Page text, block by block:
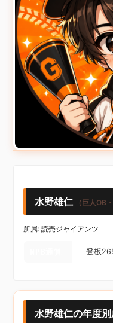
水野雄仁 （巨人OB
所属: 読売ジャイアンツ
登板
水野雄仁の年度